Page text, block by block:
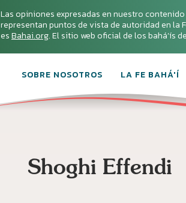
Las opiniones expresadas en nuestro
representan puntos de vista de autoridad en la
esBahai.org. El sitio web oficial de los bahá’ís
SOBRE NOSOTROS LA FE BAHÁ'Í
Shoghi Effendi